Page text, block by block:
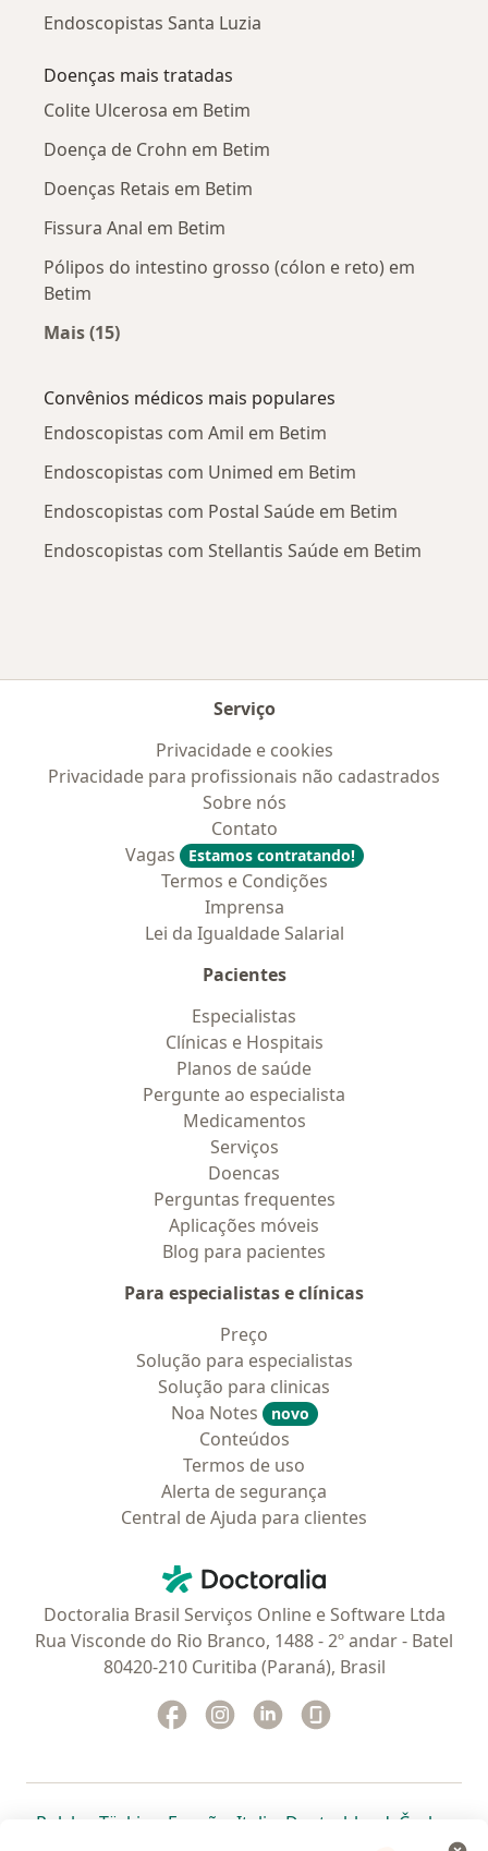
Endoscopistas Santa Luzia
Doenças mais tratadas
Colite Ulcerosa em Betim
Doença de Crohn em Betim
Doenças Retais em Betim
Fissura Anal em Betim
Pólipos do intestino grosso (cólon e reto) em
Betim
Mais (15)
Convênios médicos mais populares
Endoscopistas com Amil em Betim
Endoscopistas com Unimed em Betim
Endoscopistas com Postal Saúde em Betim
Endoscopistas com Stellantis Saúde em Betim
Serviço
Privacidade e cookies
Privacidade para profissionais não cadastrados
Sobre nós
Contato
Vagas
Estamos contratando!
Termos e Condições
Imprensa
Lei da Igualdade Salarial
Pacientes
Especialistas
Clínicas e Hospitais
Planos de saúde
Pergunte ao especialista
Medicamentos
Serviços
Doencas
Perguntas frequentes
Aplicações móveis
Blog para pacientes
Para especialistas e clínicas
Preço
Solução para especialistas
Solução para clinicas
Noa Notes
novo
Conteúdos
Termos de uso
Alerta de segurança
Central de Ajuda para clientes
Doctoralia - Homepage
Doctoralia Brasil Serviços Online e Software Ltda
Rua Visconde do Rio Branco, 1488 - 2º andar - Batel
80420-210 Curitiba (Paraná), Brasil
Facebook
abre num novo separador
Instagram
abre num novo separador
Linkedin
abre num novo
Polska abre num novo separador
Türkiye abre num novo separador
España abre num novo separador
Italia abre num novo
Deutschlandabre num
Česko